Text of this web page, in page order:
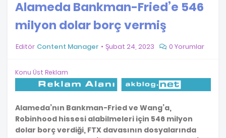
Alameda Bankman-Fried’e 546
milyon dolar borç vermiş
Editör Content Manager Şubat 24, 2023 0 Yorumlar
Konu Üst Reklam
Alameda’nın Bankman-Fried ve Wang’a,
Robinhood hissesi alabilmeleri için 546 milyon
dolar borç verdiği, FTX davasının dosyalarında